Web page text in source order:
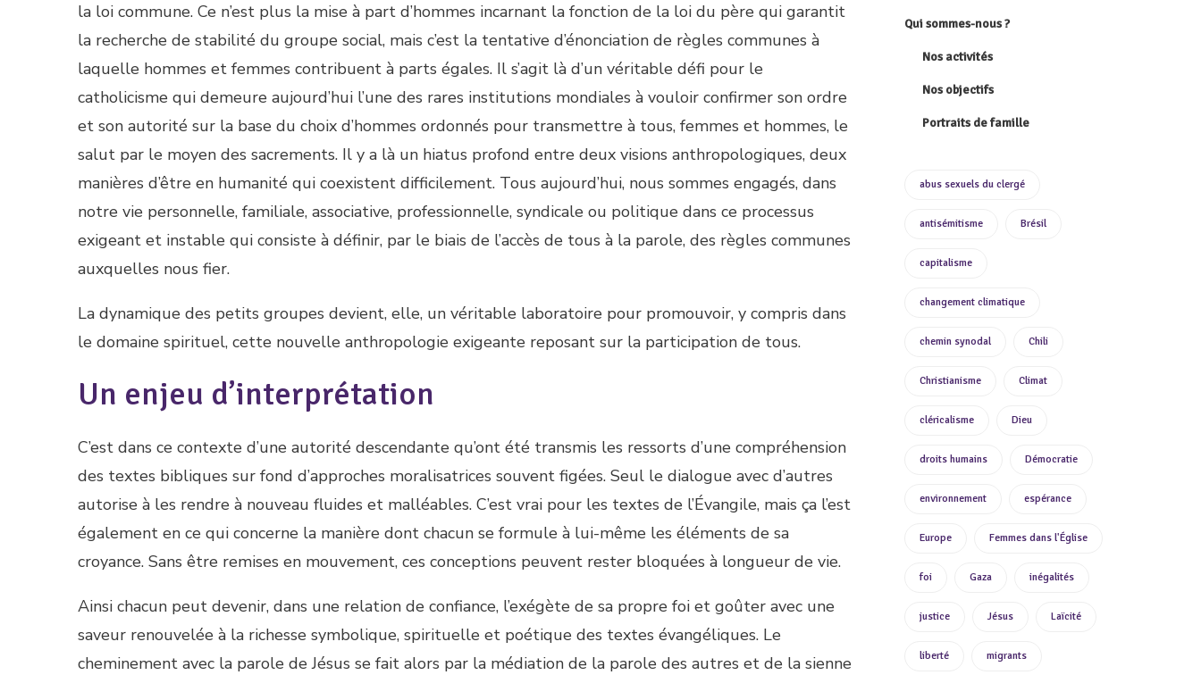
la loi commune. Ce n’est plus la mise à part d’hommes incarnant la fonction de la loi du père qui garantit
la recherche de stabilité du groupe social, mais c’est la tentative d’énonciation de règles communes à
laquelle hommes et femmes contribuent à parts égales. Il s’agit là d’un véritable défi pour le
catholicisme qui demeure aujourd’hui l’une des rares institutions mondiales à vouloir confirmer son ordre
et son autorité sur la base du choix d’hommes ordonnés pour transmettre à tous, femmes et hommes, le
salut par le moyen des sacrements. Il y a là un hiatus profond entre deux visions anthropologiques, deux
manières d’être en humanité qui coexistent difficilement. Tous aujourd’hui, nous sommes engagés, dans
notre vie personnelle, familiale, associative, professionnelle, syndicale ou politique dans ce processus
exigeant et instable qui consiste à définir, par le biais de l’accès de tous à la parole, des règles communes
auxquelles nous fier.
La dynamique des petits groupes devient, elle, un véritable laboratoire pour promouvoir, y compris dans
le domaine spirituel, cette nouvelle anthropologie exigeante reposant sur la participation de tous.
Un enjeu d’interprétation
C’est dans ce contexte d’une autorité descendante qu’ont été transmis les ressorts d’une compréhension
des textes bibliques sur fond d’approches moralisatrices souvent figées. Seul le dialogue avec d’autres
autorise à les rendre à nouveau fluides et malléables. C’est vrai pour les textes de l’Évangile, mais ça l’est
également en ce qui concerne la manière dont chacun se formule à lui-même les éléments de sa
croyance. Sans être remises en mouvement, ces conceptions peuvent rester bloquées à longueur de vie.
Ainsi chacun peut devenir, dans une relation de confiance, l’exégète de sa propre foi et goûter avec une
saveur renouvelée à la richesse symbolique, spirituelle et poétique des textes évangéliques. Le
cheminement avec la parole de Jésus se fait alors par la médiation de la parole des autres et de la sienne
Qui sommes-nous ?
Nos activités
Nos objectifs
Portraits de famille
abus sexuels du clergé
antisémitisme Brésil
capitalisme
changement climatique
chemin synodal Chili
Christianisme Climat
cléricalisme Dieu
droits humains Démocratie
environnement espérance
Europe Femmes dans l'Église
foi Gaza inégalités
justice Jésus Laïcité
liberté migrants